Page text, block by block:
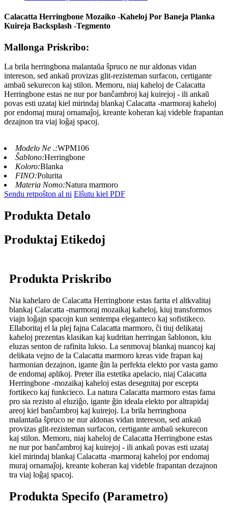
Calacatta Herringbone Mozaiko -Kaheloj Por Baneja Planka
Kuireja Backsplash -Tegmento
Mallonga Priskribo:
La brila herringbona malantaŭa ŝpruco ne nur aldonas vidan
intereson, sed ankaŭ provizas glit-rezisteman surfacon, certigante
ambaŭ sekurecon kaj stilon. Memoru, niaj kaheloj de Calacatta
Herringbone estas ne nur por banĉambroj kaj kuirejoj - ili ankaŭ
povas esti uzataj kiel mirindaj blankaj Calacatta -marmoraj kaheloj
por endomaj muraj ornamaĵoj, kreante koheran kaj videble frapantan
dezajnon tra viaj loĝaj spacoj.
Modelo Ne .:WPM106
Ŝablono:Herringbone
Koloro:Blanka
FINO:Polurita
Materia Nomo:Natura marmoro
Sendu retpoŝton al ni Elŝutu kiel PDF
Produkta Detalo
Produktaj Etikedoj
Produkta Priskribo
Nia kahelaro de Calacatta Herringbone estas farita el altkvalitaj
blankaj Calacatta -marmoraj mozaikaj kaheloj, kiuj transformos
viajn loĝajn spacojn kun sentempa eleganteco kaj sofistikeco.
Ellaboritaj el la plej fajna Calacatta marmoro, ĉi tiuj delikataj
kaheloj prezentas klasikan kaj kudritan herringan ŝablonon, kiu
eluzas senton de rafinita lukso. La senmovaj blankaj nuancoj kaj
delikata vejno de la Calacatta marmoro kreas vide frapan kaj
harmonian dezajnon, igante ĝin la perfekta elekto por vasta gamo
de endomaj aplikoj. Preter ilia estetika apelacio, niaj Calacatta
Herringbone -mozaikaj kaheloj estas desegnitaj por escepta
fortikeco kaj funkcieco. La natura Calacatta marmoro estas fama
pro sia rezisto al eluziĝo, igante ĝin ideala elekto por altrapidaj
areoj kiel banĉambroj kaj kuirejoj. La brila herringbona
malantaŭa ŝpruco ne nur aldonas vidan intereson, sed ankaŭ
provizas glit-rezisteman surfacon, certigante ambaŭ sekurecon
kaj stilon. Memoru, niaj kaheloj de Calacatta Herringbone estas
ne nur por banĉambroj kaj kuirejoj - ili ankaŭ povas esti uzataj
kiel mirindaj blankaj Calacatta -marmoraj kaheloj por endomaj
muraj ornamaĵoj, kreante koheran kaj videble frapantan dezajnon
tra viaj loĝaj spacoj.
Produkta Specifo (Parametro)